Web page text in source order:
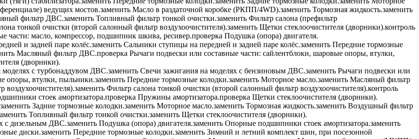
ведущих мостов.заменить Масло в раздаточной коробке (РКПП/4WD).заменить Тормозная жидкость.заменить
фильтр ДВС.заменить Топливный фильтр тонкой очистки.заменить Фильтр салона (префильтр
тонкой очистки (второй салонный фильтр воздухоочистителя).заменить Щетки стеклоочистителя (дворники).контроль
части: масло, компрессор, подшипник шкива, ресивер.проверка Подушка (опора) двигателя.
и задней паре колёс.заменить Сальники ступицы на передней и задней паре колёс.заменить Передние тормозные
Масляный фильтр ДВС.проверка Рычаги подвески или составные части: сайлентблоки, шаровые опоры, втулки,
(дворники).
моделях с турбонаддувом ДВС.заменить Свечи зажигания на моделях с бензиновым ДВС.заменить Рычаги подвески или
опоры, втулки, пыльники.заменить Передние тормозные колодки.заменить Моторное масло.заменить Масляный фильтр
воздухоочистителя).заменить Фильтр салона тонкой очистки (второй салонный фильтр воздухоочистителя).контроль
стоек амортизатора.проверка Пружины амортизатора.проверка Щетки стеклоочистителя (дворники).
заменить Задние тормозные колодки.заменить Моторное масло.заменить Тормозная жидкость.заменить Воздушный фильтр
Топливный фильтр тонкой очистки.заменить Щетки стеклоочистителя (дворники).
с дизельным ДВС.заменить Подушка (опора) двигателя.заменить Опорные подшипники стоек амортизатора.заменить
диски.заменить Передние тормозные колодки.заменить Зимний и летний комплект шин, при посезонной